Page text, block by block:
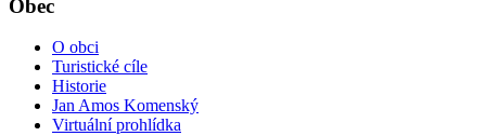
Obec
O obci
Turistické cíle
Historie
Jan Amos Komenský
Virtuální prohlídka